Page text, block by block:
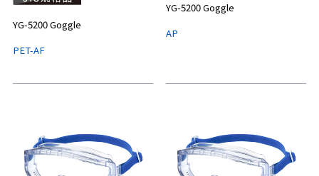
YG-5200 Goggle
PET-AF
YG-5200 Goggle
AP